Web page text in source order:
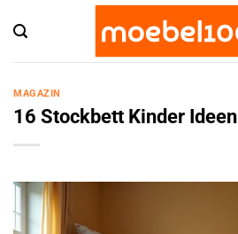
Inhalt
MAGAZIN
16 Stockbett Kinder Ideen